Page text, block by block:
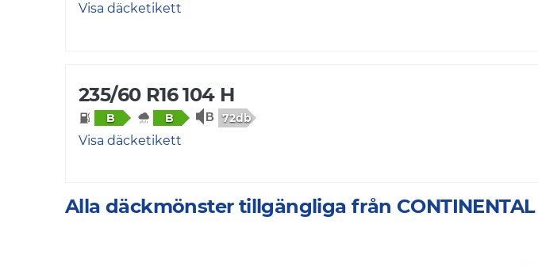
Visa däcketikett
235/60 R16 104 H
B B 72db
Visa däcketikett
Alla däckmönster tillgängliga från CONTINENTAL